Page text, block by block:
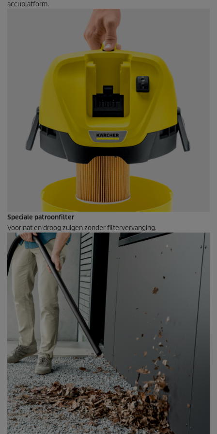
accuplatform.
Speciale patroonfilter
Voor nat en droog zuigen zonder filtervervanging.